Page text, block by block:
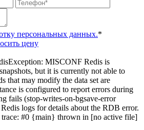
персональных данных.*
цену
MISCONF Redis is
but it is currently not able to
that may modify the data set are
is configured to report errors during
fails (stop-writes-on-bgsave-error
logs for details about the RDB error.
#0 {main} thrown in [no active file]